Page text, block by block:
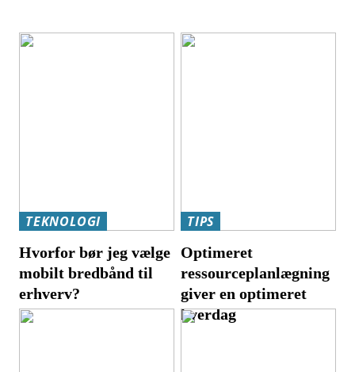
TEKNOLOGI
Hvorfor bør jeg vælge
mobilt bredbånd til
erhverv?
TIPS
Optimeret
ressourceplanlægning
giver en optimeret
hverdag